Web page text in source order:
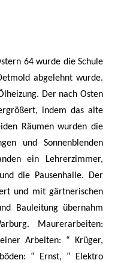
64 wurde die Schule
abgelehnt wurde.
Der nach Osten
indem das alte
Räumen wurden die
und Sonnenblenden
ein Lehrerzimmer,
die Pausenhalle. Der
und mit gärtnerischen
Bauleitung übernahm
Maurerarbeiten:
Arbeiten: “ Krüger,
“ Ernst, “ Elektro